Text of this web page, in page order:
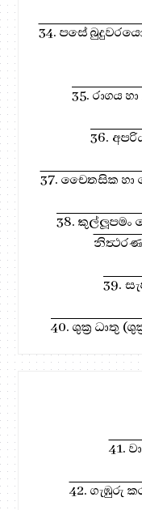
34. පසේ
35. රාගය
36.
37. චෛතසික හා
38. කුල්ලූපමං
39.
40. ශුක්‍ර ධාතු
41.
42. ගැඹුරු